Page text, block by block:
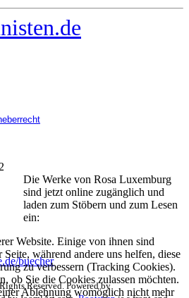
Die Werke von Rosa Luxemburg
sind jetzt online zugänglich und
laden zum Stöbern und zum Lesen
ein:
buecher
Reserved. Powered by
Website. Einige von ihnen sind
während andere uns helfen, diese
zu verbessern (Tracking Cookies).
ob Sie die Cookies zulassen möchten.
Ablehnung womöglich nicht mehr